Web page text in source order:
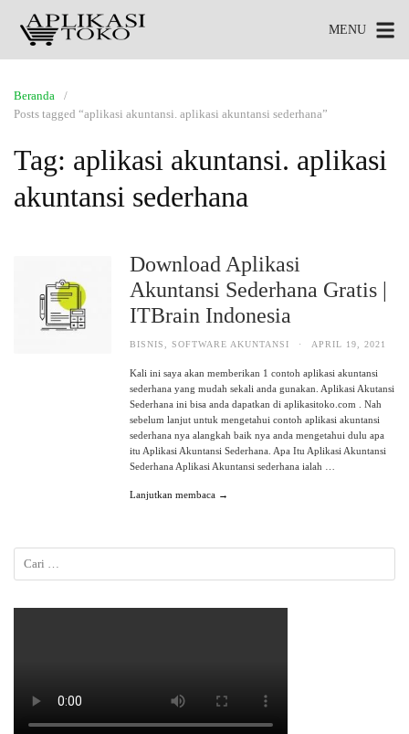
MENU
Beranda
Posts tagged “aplikasi akuntansi. aplikasi akuntansi sederhana”
Tag: aplikasi akuntansi. aplikasi
akuntansi sederhana
Download Aplikasi
Akuntansi Sederhana Gratis |
ITBrain Indonesia
BISNIS ,SOFTWARE AKUNTANSI · APRIL 19, 2021
Kali ini saya akan memberikan 1 contoh aplikasi akuntansi
sederhana yang mudah sekali anda gunakan. Aplikasi Akutansi
Sederhana ini bisa anda dapatkan di aplikasitoko.com . Nah
sebelum lanjut untuk mengetahui contoh aplikasi akuntansi
sederhana nya alangkah baik nya anda mengetahui dulu apa
itu Aplikasi Akuntansi Sederhana. Apa Itu Aplikasi Akuntansi
Sederhana Aplikasi Akuntansi sederhana ialah …
Lanjutkan membaca →